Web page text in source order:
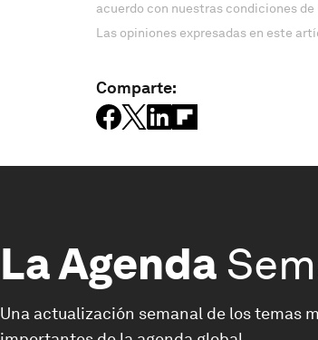
acuerdo con nuestras condiciones de
Las opiniones expresadas en este
Comparte:
La Agenda
Una actualización semanal de los temas